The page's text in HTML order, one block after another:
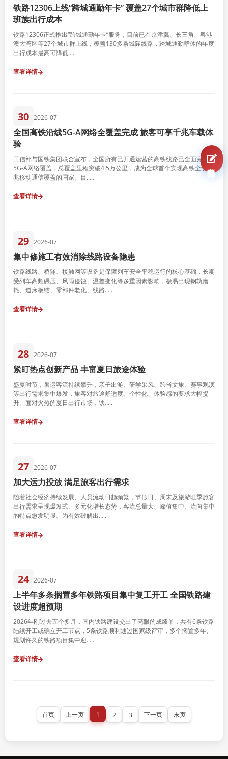
铁路12306上线“跨城通勤年卡” 覆盖27个城市群降低上
班族出行成本
铁路12306正式推出“跨城通勤年卡”服务，目前已在京津冀、长三角、粤港
澳大湾区等27个城市群上线，覆盖130多条城际线路，跨城通勤群体的年度
出行成本最高可降低.....
查看详情
30 2026-07
全国高铁沿线5G-A网络全覆盖完成 旅客可享千兆车载体
验
工信部与国铁集团联合宣布，全国所有已开通运营的高铁线路已全面完成
5G-A网络覆盖，总覆盖里程突破4.5万公里，成为全球首个实现高铁全线千
兆移动通信覆盖的国家。目.....
查看详情
29 2026-07
集中修施工有效消除线路设备隐患
铁路线路、桥隧、接触网等设备是保障列车安全平稳运行的核心基础，长期
受列车高频碾压、风雨侵蚀、温差变化等多重因素影响，极易出现钢轨磨
耗、道床板结、零部件老化、线路.....
查看详情
28 2026-07
紧盯热点创新产品 丰富夏日旅途体验
盛夏时节，暑运客流持续攀升，亲子出游、研学采风、跨省文旅、赛事观演
等出行需求集中爆发，旅客对旅途舒适度、个性化、体验感的要求大幅提
升。面对火热的夏日出行市场，铁.....
查看详情
27 2026-07
加大运力投放 满足旅客出行需求
随着社会经济持续发展、人员流动日趋频繁，节假日、周末及旅游旺季旅客
出行需求呈现爆发式、多元化增长态势，客流总量大、峰值集中、流向集中
的特点愈发明显。为有效破解出.....
查看详情
24 2026-07
上半年多条搁置多年铁路项目集中复工开工 全国铁路建
设进度超预期
2026年刚过去五个多月，国内铁路建设交出了亮眼的成绩单，共有6条铁路
陆续开工或确立开工节点，5条铁路顺利通过国家级评审，多个搁置多年、
规划许久的铁路项目集中迎.....
查看详情
首页 上一页 1 2 3 下一页 末页
我要报名